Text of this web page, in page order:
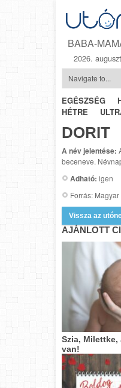
BABA-
2026.
EGÉSZSÉG
HÉTRE
DORIT
A név jelentése:
beceneve.
Adható: igen
Forrás:
Vissza az
AJÁNLOTT
Szia, Milettke,
van!